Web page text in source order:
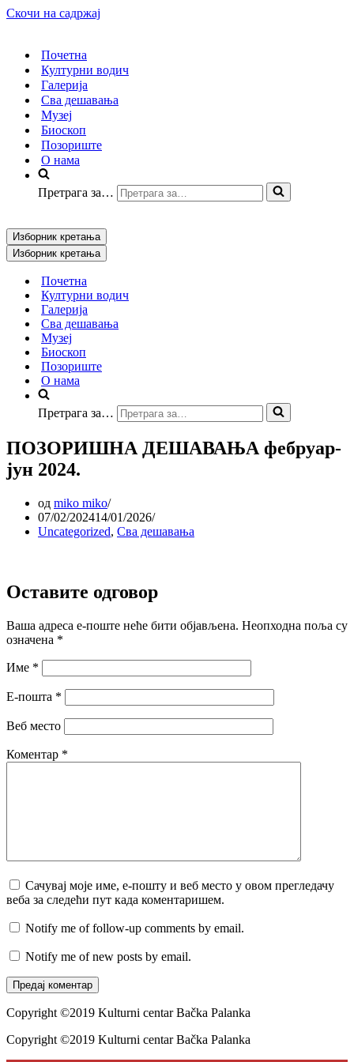
Скочи на садржај
Почетна
Културни водич
Галерија
Сва дешавања
Музеј
Биоскоп
Позориште
О нама
Претрага за…
Изборник кретања
Изборник кретања
Почетна
Културни водич
Галерија
Сва дешавања
Музеј
Биоскоп
Позориште
О нама
Претрага за…
ПОЗОРИШНА ДЕШАВАЊА фебруар-
јун 2024.
од miko miko
07/02/202414/01/2026
Uncategorized, Сва дешавања
Оставите одговор
Ваша адреса е-поште неће бити објављена. Неопходна поља су
означена *
Име *
Е-пошта *
Веб место
Коментар *
Сачувај моје име, е-пошту и веб место у овом прегледачу
веба за следећи пут када коментаришем.
Notify me of follow-up comments by email.
Notify me of new posts by email.
Copyright ©2019 Kulturni centar Bačka Palanka
Copyright ©2019 Kulturni centar Bačka Palanka